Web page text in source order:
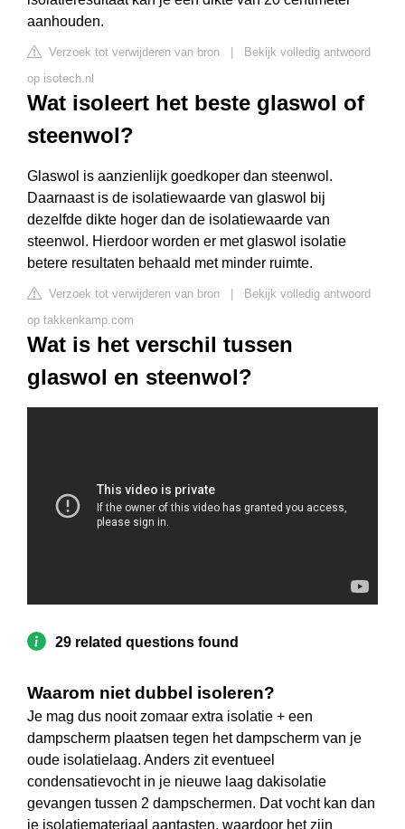
aanhouden.
Verzoek tot verwijderen van bron
Bekijk volledig antwoord
op isotech.nl
Wat isoleert het beste glaswol of
steenwol?
Glaswol is aanzienlijk goedkoper dan steenwol.
Daarnaast is de isolatiewaarde van glaswol bij
dezelfde dikte hoger dan de isolatiewaarde van
steenwol. Hierdoor worden er met glaswol isolatie
betere resultaten behaald met minder ruimte.
Verzoek tot verwijderen van bron
Bekijk volledig antwoord
op takkenkamp.com
Wat is het verschil tussen
glaswol en steenwol?
29 related questions found
Waarom niet dubbel isoleren?
Je mag dus nooit zomaar extra isolatie + een
dampscherm plaatsen tegen het dampscherm van je
oude isolatielaag. Anders zit eventueel
condensatievocht in je nieuwe laag dakisolatie
gevangen tussen 2 dampschermen. Dat vocht kan dan
je isolatiemateriaal aantasten, waardoor het zijn